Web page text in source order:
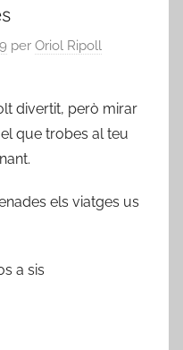
per Oriol Ripoll
divertit, però mirar
que trobes al teu
els viatges us
a sis